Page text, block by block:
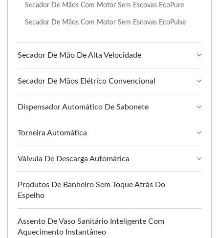
Secador De Mãos Com Motor Sem Escovas EcoPure
Secador De Mãos Com Motor Sem Escovas EcoPulse
Secador De Mão De Alta Velocidade
Secador De Mãos Elétrico Convencional
Dispensador Automático De Sabonete
Torneira Automática
Válvula De Descarga Automática
Produtos De Banheiro Sem Toque Atrás Do
Espelho
Assento De Vaso Sanitário Inteligente Com
Aquecimento Instantâneo